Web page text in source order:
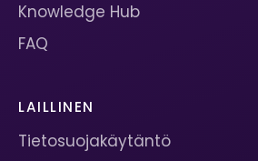
Knowledge Hub
FAQ
LAILLINEN
Tietosuojakäytäntö